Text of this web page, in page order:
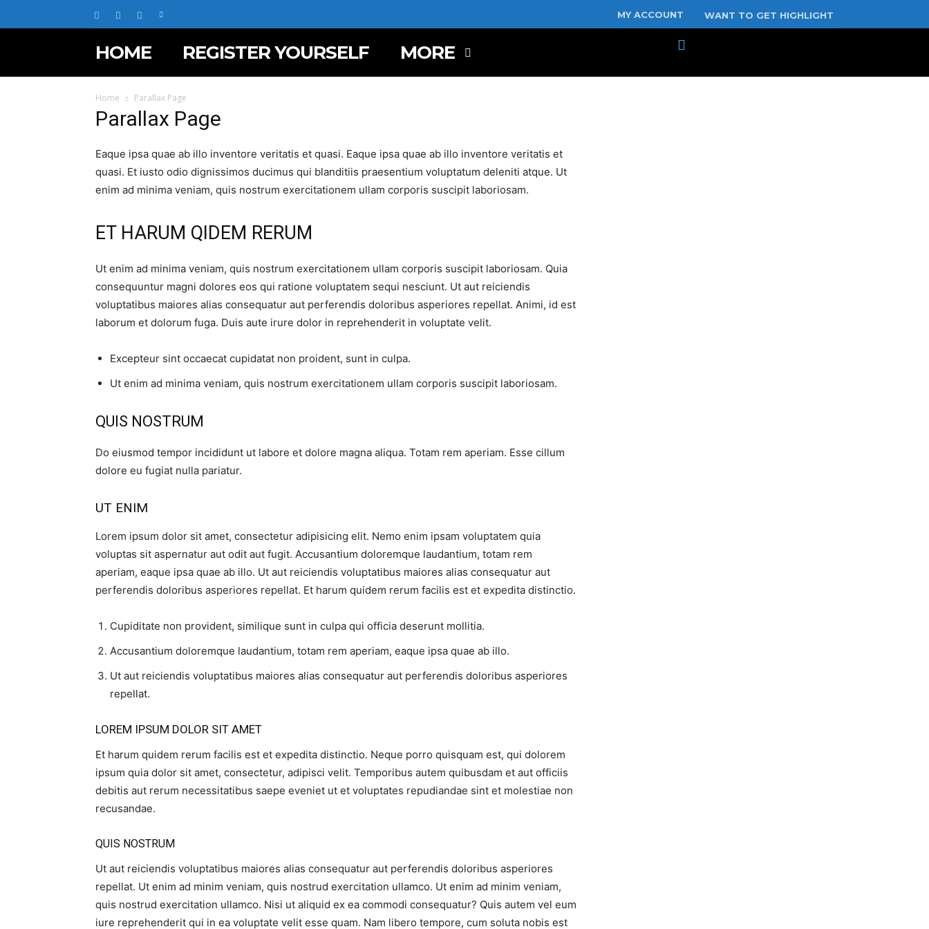
MY ACCOUNT WANT TO GET HIGHLIGHT
HOME REGISTER YOURSELF MORE
Home Parallax Page
Parallax Page
Eaque ipsa quae ab illo inventore veritatis et quasi. Eaque ipsa quae ab illo inventore veritatis et
quasi. Et iusto odio dignissimos ducimus qui blanditiis praesentium voluptatum deleniti atque. Ut
enim ad minima veniam, quis nostrum exercitationem ullam corporis suscipit laboriosam.
ET HARUM QIDEM RERUM
Ut enim ad minima veniam, quis nostrum exercitationem ullam corporis suscipit laboriosam. Quia
consequuntur magni dolores eos qui ratione voluptatem sequi nesciunt. Ut aut reiciendis
voluptatibus maiores alias consequatur aut perferendis doloribus asperiores repellat. Animi, id est
laborum et dolorum fuga. Duis aute irure dolor in reprehenderit in voluptate velit.
Excepteur sint occaecat cupidatat non proident, sunt in culpa.
Ut enim ad minima veniam, quis nostrum exercitationem ullam corporis suscipit laboriosam.
QUIS NOSTRUM
Do eiusmod tempor incididunt ut labore et dolore magna aliqua. Totam rem aperiam. Esse cillum
dolore eu fugiat nulla pariatur.
UT ENIM
Lorem ipsum dolor sit amet, consectetur adipisicing elit. Nemo enim ipsam voluptatem quia
voluptas sit aspernatur aut odit aut fugit. Accusantium doloremque laudantium, totam rem
aperiam, eaque ipsa quae ab illo. Ut aut reiciendis voluptatibus maiores alias consequatur aut
perferendis doloribus asperiores repellat. Et harum quidem rerum facilis est et expedita distinctio.
Cupiditate non provident, similique sunt in culpa qui officia deserunt mollitia.
Accusantium doloremque laudantium, totam rem aperiam, eaque ipsa quae ab illo.
Ut aut reiciendis voluptatibus maiores alias consequatur aut perferendis doloribus asperiores
repellat.
LOREM IPSUM DOLOR SIT AMET
Et harum quidem rerum facilis est et expedita distinctio. Neque porro quisquam est, qui dolorem
ipsum quia dolor sit amet, consectetur, adipisci velit. Temporibus autem quibusdam et aut officiis
debitis aut rerum necessitatibus saepe eveniet ut et voluptates repudiandae sint et molestiae non
recusandae.
QUIS NOSTRUM
Ut aut reiciendis voluptatibus maiores alias consequatur aut perferendis doloribus asperiores
repellat. Ut enim ad minim veniam, quis nostrud exercitation ullamco. Ut enim ad minim veniam,
quis nostrud exercitation ullamco. Nisi ut aliquid ex ea commodi consequatur? Quis autem vel eum
iure reprehenderit qui in ea voluptate velit esse quam. Nam libero tempore, cum soluta nobis est